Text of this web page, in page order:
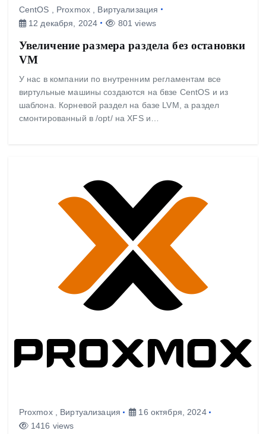
CentOS Proxmox, Виртуализация
12 декабря, 2024
801 views
Увеличение размера раздела без остановки
VM
У нас в компании по внутренним регламентам все
виртульные машины создаются на бвзе CentOS и из
шаблона. Корневой раздел на базе LVM, а раздел
смонтированный в /opt/ на XFS и…
Proxmox, Виртуализация
16 октября, 2024
1416 views